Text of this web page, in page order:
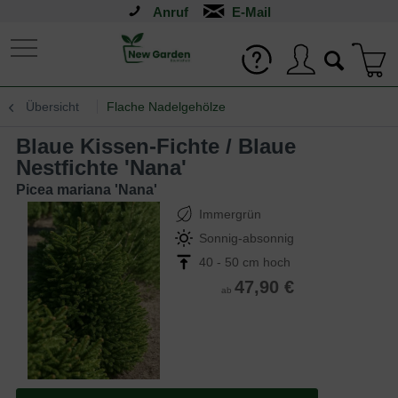
Anruf
Übersicht Flache Nadelgehölze
Blaue Kissen-Fichte / Blaue
Nestfichte 'Nana'
Picea mariana 'Nana'
Immergrün
Sonnig-absonnig
40 - 50 cm hoch
ab 47,90 €